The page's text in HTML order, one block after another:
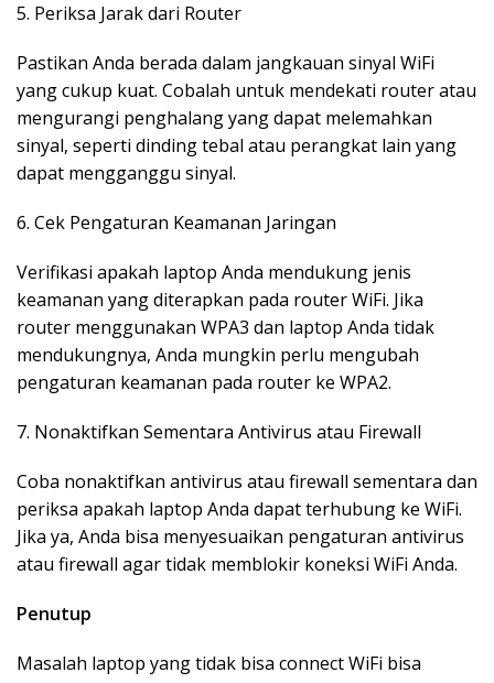
5. Periksa Jarak dari Router
Pastikan Anda berada dalam jangkauan sinyal WiFi
yang cukup kuat. Cobalah untuk mendekati router atau
mengurangi penghalang yang dapat melemahkan
sinyal, seperti dinding tebal atau perangkat lain yang
dapat mengganggu sinyal.
6. Cek Pengaturan Keamanan Jaringan
Verifikasi apakah laptop Anda mendukung jenis
keamanan yang diterapkan pada router WiFi. Jika
router menggunakan WPA3 dan laptop Anda tidak
mendukungnya, Anda mungkin perlu mengubah
pengaturan keamanan pada router ke WPA2.
7. Nonaktifkan Sementara Antivirus atau Firewall
Coba nonaktifkan antivirus atau firewall sementara dan
periksa apakah laptop Anda dapat terhubung ke WiFi.
Jika ya, Anda bisa menyesuaikan pengaturan antivirus
atau firewall agar tidak memblokir koneksi WiFi Anda.
Penutup
Masalah laptop yang tidak bisa connect WiFi bisa